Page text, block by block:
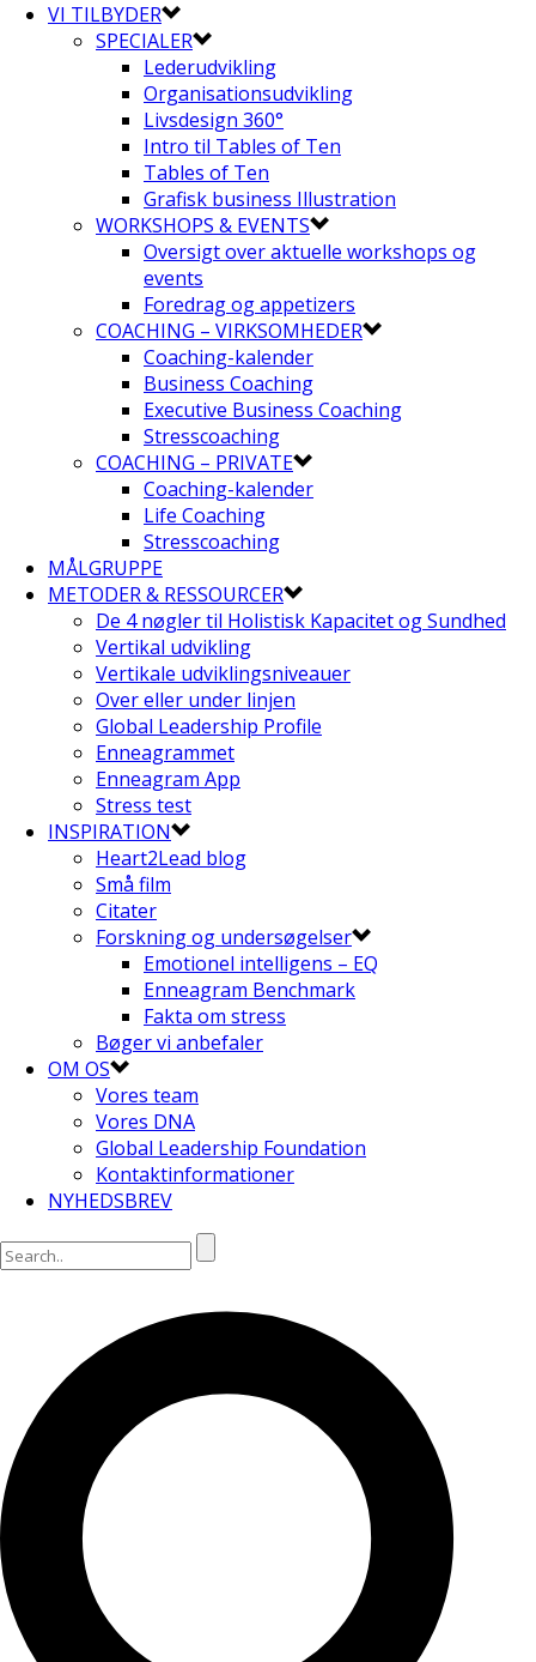
VI TILBYDER
SPECIALER
Lederudvikling
Organisationsudvikling
Livsdesign 360°
Intro til Tables of Ten
Tables of Ten
Grafisk business Illustration
WORKSHOPS & EVENTS
Oversigt over aktuelle workshops og
events
Foredrag og appetizers
COACHING – VIRKSOMHEDER
Coaching-kalender
Business Coaching
Executive Business Coaching
Stresscoaching
COACHING – PRIVATE
Coaching-kalender
Life Coaching
Stresscoaching
MÅLGRUPPE
METODER & RESSOURCER
De 4 nøgler til Holistisk Kapacitet og Sundhed
Vertikal udvikling
Vertikale udviklingsniveauer
Over eller under linjen
Global Leadership Profile
Enneagrammet
Enneagram App
Stress test
INSPIRATION
Heart2Lead blog
Små film
Citater
Forskning og undersøgelser
Emotionel intelligens – EQ
Enneagram Benchmark
Fakta om stress
Bøger vi anbefaler
OM OS
Vores team
Vores DNA
Global Leadership Foundation
Kontaktinformationer
NYHEDSBREV